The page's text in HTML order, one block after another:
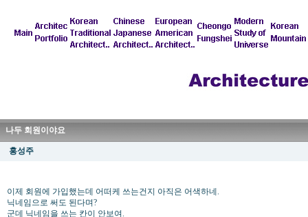
나두 회원이야요
홍성주
이제 회원에 가입했는데 어떠케 쓰는건지 아직은 어색하네.
닉네임으로 써도 된다며?
군데 닉네임을 쓰는 칸이 안보여.